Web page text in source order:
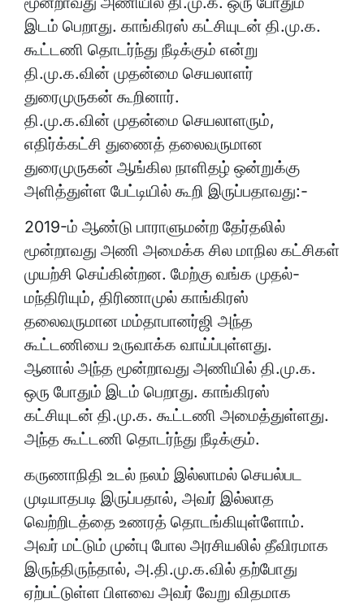
இடம் பெறாது. காங்கிரஸ் கட்சியுடன் தி.மு.க.
கூட்டணி தொடர்ந்து நீடிக்கும் என்று
தி.மு.க.வின் முதன்மை செயலாளர்
துரைமுருகன் கூறினார்.
தி.மு.க.வின் முதன்மை செயலாளரும்,
எதிர்க்கட்சி துணைத் தலைவருமான
துரைமுருகன் ஆங்கில நாளிதழ் ஒன்றுக்கு
அளித்துள்ள பேட்டியில் கூறி இருப்பதாவது:-
2019-ம் ஆண்டு பாராளுமன்ற தேர்தலில்
மூன்றாவது அணி அமைக்க சில மாநில கட்சிகள்
முயற்சி செய்கின்றன. மேற்கு வங்க முதல்-
மந்திரியும், திரிணாமுல் காங்கிரஸ்
தலைவருமான மம்தாபானர்ஜி அந்த
கூட்டணியை உருவாக்க வாய்ப்புள்ளது.
ஆனால் அந்த மூன்றாவது அணியில் தி.மு.க.
ஒரு போதும் இடம் பெறாது. காங்கிரஸ்
கட்சியுடன் தி.மு.க. கூட்டணி அமைத்துள்ளது.
அந்த கூட்டணி தொடர்ந்து நீடிக்கும்.
கருணாநிதி உடல் நலம் இல்லாமல் செயல்பட
முடியாதபடி இருப்பதால், அவர் இல்லாத
வெற்றிடத்தை உணரத் தொடங்கியுள்ளோம்.
அவர் மட்டும் முன்பு போல அரசியலில் தீவிரமாக
இருந்திருந்தால், அ.தி.மு.க.வில் தற்போது
ஏற்பட்டுள்ள பிளவை அவர் வேறு விதமாக